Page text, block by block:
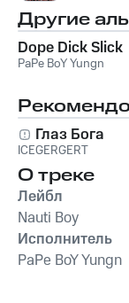
Другие
Dope Dick Slick
PaPe BoY Yungn
Глаз Бога
ICEGERGERT
О треке
Лейбл
Nauti Boy
Исполнитель
PaPe BoY Yungn